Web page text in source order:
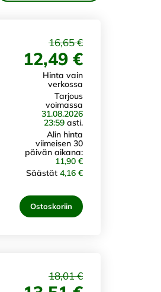
16,65 €
12,49 €
Hinta vain
verkossa
Tarjous
voimassa
31.08.2026
23:59 asti.
Alin hinta
viimeisen 30
päivän aikana:
11,90 €
Säästät 4,16 €
Ostoskoriin
18,01 €